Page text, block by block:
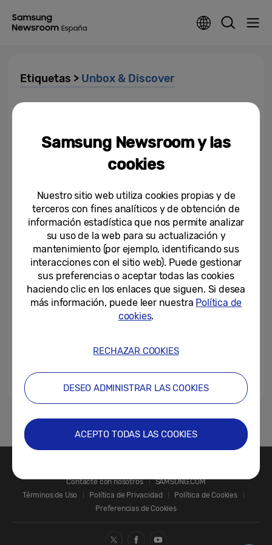
Etiquetas > Unbox & Discover
televisores 2022 de Samsung...
23-05-2022
Discover 2022
[Invitación] Unbox & Discover
2022
21-03-2022
18-02-2021
Contacte con nosotros
SAMSUNG.COM
Términos de Uso
Política de Privacidad
Política de Cookies
Preferencias de Cookies
Samsung Newsroom y las
cookies
Nuestro sitio web utiliza cookies propias y de
terceros con fines analíticos y de obtención de
información estadística que nos permite analizar
su uso de la web para su actualización y
mantenimiento (por ejemplo, identificando sus
interacciones con el sitio web). Puede gestionar
sus preferencias o aceptar todas las cookies
haciendo clic en los enlaces que siguen. Si desea
más información, puede leer nuestra Política de
cookies.
RECHAZAR COOKIES
DESEO ADMINISTRAR LAS COOKIES
ACEPTO TODAS LAS COOKIES